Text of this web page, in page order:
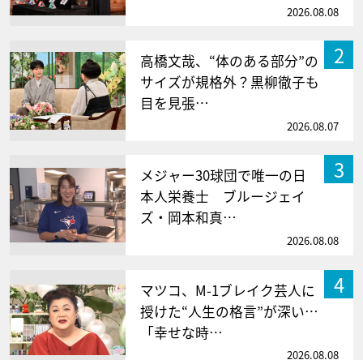
2026.08.08
2
高橋文哉、“体のある部分”の
サイズが規格外？黒柳徹子も
目を見張…
2026.08.07
3
メジャー30球団で唯一の日
本人栄養士 ブルージェイ
ズ・岡本和真…
2026.08.08
4
マツコ、M-1ブレイク芸人に
授けた“人生の格言”が深い…
「幸せな時…
2026.08.08